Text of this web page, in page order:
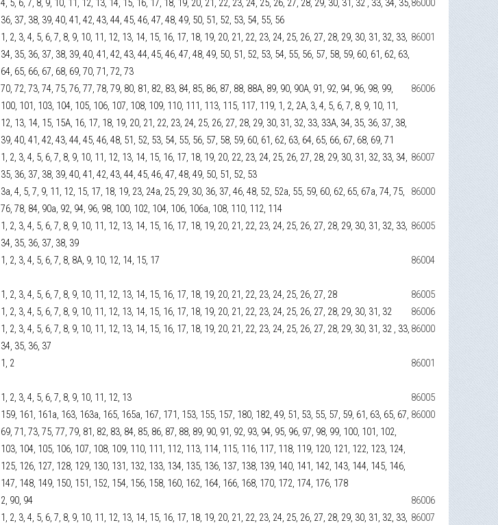
4, 5, 6, 7, 8, 9, 10, 11, 12, 13, 14, 15, 16, 17, 18, 19, 20, 21, 22, 23, 24, 25, 26, 27, 28, 29, 30, 31, 32 , 33, 34, 35,
36, 37, 38, 39, 40, 41, 42, 43, 44, 45, 46, 47, 48, 49, 50, 51, 52, 53, 54, 55, 56
86000
1, 2, 3, 4, 5, 6, 7, 8, 9, 10, 11, 12, 13, 14, 15, 16, 17, 18, 19, 20, 21, 22, 23, 24, 25, 26, 27, 28, 29, 30, 31, 32, 33,
34, 35, 36, 37, 38, 39, 40, 41, 42, 43, 44, 45, 46, 47, 48, 49, 50, 51, 52, 53, 54, 55, 56, 57, 58, 59, 60, 61, 62, 63,
64, 65, 66, 67, 68, 69, 70, 71, 72, 73
86001
70, 72, 73, 74, 75, 76, 77, 78, 79, 80, 81, 82, 83, 84, 85, 86, 87, 88, 88А, 89, 90, 90А, 91, 92, 94, 96, 98, 99,
100, 101, 103, 104, 105, 106, 107, 108, 109, 110, 111, 113, 115, 117, 119, 1, 2, 2А, 3, 4, 5, 6, 7, 8, 9, 10, 11,
12, 13, 14, 15, 15А, 16, 17, 18, 19, 20, 21, 22, 23, 24, 25, 26, 27, 28, 29, 30, 31, 32, 33, 33А, 34, 35, 36, 37, 38,
39, 40, 41, 42, 43, 44, 45, 46, 48, 51, 52, 53, 54, 55, 56, 57, 58, 59, 60, 61, 62, 63, 64, 65, 66, 67, 68, 69, 71
86006
1, 2, 3, 4, 5, 6, 7, 8, 9, 10, 11, 12, 13, 14, 15, 16, 17, 18, 19, 20, 22, 23, 24, 25, 26, 27, 28, 29, 30, 31, 32, 33, 34,
35, 36, 37, 38, 39, 40, 41, 42, 43, 44, 45, 46, 47, 48, 49, 50, 51, 52, 53
86007
3а, 4, 5, 7, 9, 11, 12, 15, 17, 18, 19, 23, 24а, 25, 29, 30, 36, 37, 46, 48, 52, 52а, 55, 59, 60, 62, 65, 67а, 74, 75,
76, 78, 84, 90а, 92, 94, 96, 98, 100, 102, 104, 106, 106а, 108, 110, 112, 114
86000
1, 2, 3, 4, 5, 6, 7, 8, 9, 10, 11, 12, 13, 14, 15, 16, 17, 18, 19, 20, 21, 22, 23, 24, 25, 26, 27, 28, 29, 30, 31, 32, 33,
34, 35, 36, 37, 38, 39
86005
1, 2, 3, 4, 5, 6, 7, 8, 8А, 9, 10, 12, 14, 15, 17 86004
1, 2, 3, 4, 5, 6, 7, 8, 9, 10, 11, 12, 13, 14, 15, 16, 17, 18, 19, 20, 21, 22, 23, 24, 25, 26, 27, 28
86005
1, 2, 3, 4, 5, 6, 7, 8, 9, 10, 11, 12, 13, 14, 15, 16, 17, 18, 19, 20, 21, 22, 23, 24, 25, 26, 27, 28, 29, 30, 31, 32
86006
1, 2, 3, 4, 5, 6, 7, 8, 9, 10, 11, 12, 13, 14, 15, 16, 17, 18, 19, 20, 21, 22, 23, 24, 25, 26, 27, 28, 29, 30, 31, 32 , 33,
34, 35, 36, 37
86000
1, 2 86001
1, 2, 3, 4, 5, 6, 7, 8, 9, 10, 11, 12, 13
86005
159, 161, 161а, 163, 163а, 165, 165а, 167, 171, 153, 155, 157, 180, 182, 49, 51, 53, 55, 57, 59, 61, 63, 65, 67,
69, 71, 73, 75, 77, 79, 81, 82, 83, 84, 85, 86, 87, 88, 89, 90, 91, 92, 93, 94, 95, 96, 97, 98, 99, 100, 101, 102,
103, 104, 105, 106, 107, 108, 109, 110, 111, 112, 113, 114, 115, 116, 117, 118, 119, 120, 121, 122, 123, 124,
125, 126, 127, 128, 129, 130, 131, 132, 133, 134, 135, 136, 137, 138, 139, 140, 141, 142, 143, 144, 145, 146,
147, 148, 149, 150, 151, 152, 154, 156, 158, 160, 162, 164, 166, 168, 170, 172, 174, 176, 178
86000
2, 90, 94
86006
1, 2, 3, 4, 5, 6, 7, 8, 9, 10, 11, 12, 13, 14, 15, 16, 17, 18, 19, 20, 21, 22, 23, 24, 25, 26, 27, 28, 29, 30, 31, 32, 33, 86007